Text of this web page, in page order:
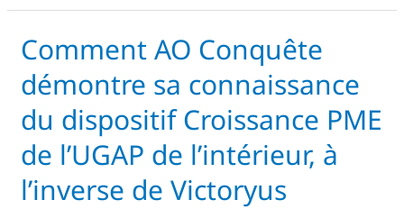
Comment AO Conquête
démontre sa connaissance
du dispositif Croissance PME
de l’UGAP de l’intérieur, à
l’inverse de Victoryus
Comment
AO
Conquête
démontre
sa
connaissance
du
dispositif